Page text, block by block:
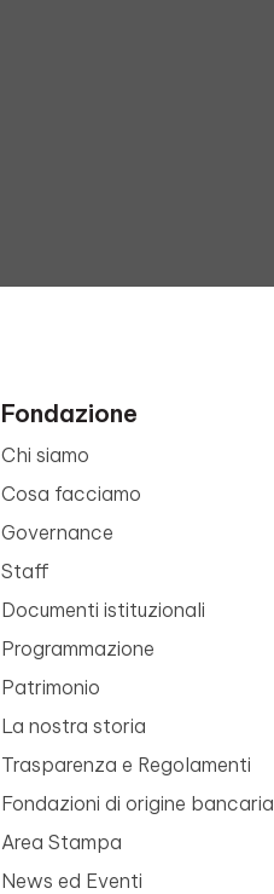
Fondazione
Chi siamo
Cosa facciamo
Governance
Staff
Documenti istituzionali
Programmazione
Patrimonio
La nostra storia
Trasparenza e Regolamenti
Fondazioni di origine bancaria
Area Stampa
News ed Eventi